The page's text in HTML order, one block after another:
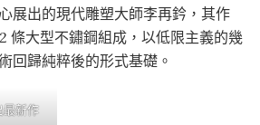
展出的現代雕塑大師李再鈐，其作
條大型不鏽鋼組成，以低限主義的幾
回歸純粹後的形式基礎。
最新作